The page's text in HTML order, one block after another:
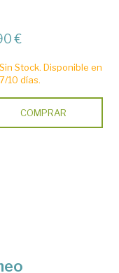
€
Sin Stock. Disponible en
7/10 días.
COMPRAR